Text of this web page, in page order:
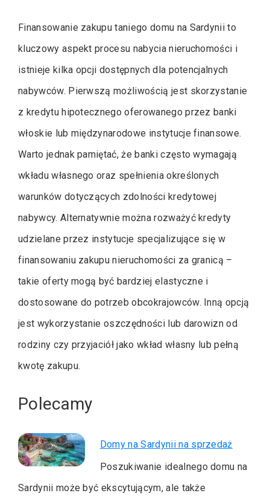
Finansowanie zakupu taniego domu na Sardynii to
kluczowy aspekt procesu nabycia nieruchomości i
istnieje kilka opcji dostępnych dla potencjalnych
nabywców. Pierwszą możliwością jest skorzystanie
z kredytu hipotecznego oferowanego przez banki
włoskie lub międzynarodowe instytucje finansowe.
Warto jednak pamiętać, że banki często wymagają
wkładu własnego oraz spełnienia określonych
warunków dotyczących zdolności kredytowej
nabywcy. Alternatywnie można rozważyć kredyty
udzielane przez instytucje specjalizujące się w
finansowaniu zakupu nieruchomości za granicą –
takie oferty mogą być bardziej elastyczne i
dostosowane do potrzeb obcokrajowców. Inną opcją
jest wykorzystanie oszczędności lub darowizn od
rodziny czy przyjaciół jako wkład własny lub pełną
kwotę zakupu.
Polecamy
Domy na Sardynii na sprzedaż
Poszukiwanie idealnego domu na
Sardynii może być ekscytującym, ale także